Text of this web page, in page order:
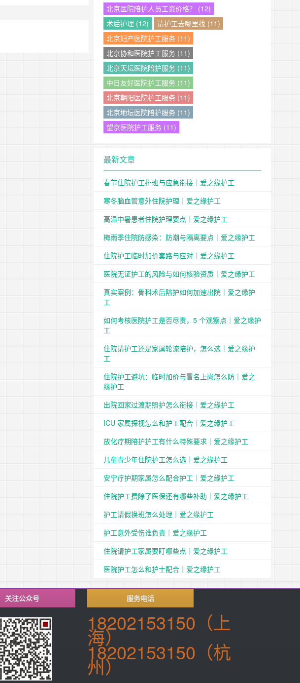
北京医院陪护人员工资价格？ (12)
术后护理 (12)
请护工去哪里找 (11)
北京妇产医院护工服务 (11)
北京协和医院护工服务 (11)
北京天坛医院陪护服务 (11)
中日友好医院护工服务 (11)
北京朝阳医院护工服务 (11)
北京地坛医院陪护服务 (11)
望京医院护工服务 (11)
最新文章
春节住院护工排班与应急衔接｜爱之缘护工
寒冬脑血管意外住院护理｜爱之缘护工
高温中暑患者住院护理要点｜爱之缘护工
梅雨季住院防感染：防潮与隔离要点｜爱之缘护工
住院护工临时加价套路与应对｜爱之缘护工
医院无证护工的风险与如何核验资质｜爱之缘护工
真实案例：骨科术后陪护如何加速出院｜爱之缘护
工
如何考核医院护工是否尽责，5 个观察点｜爱之缘护
工
住院请护工还是家属轮流陪护，怎么选｜爱之缘护
工
住院护工避坑：临时加价与冒名上岗怎么防｜爱之
缘护工
出院回家过渡期照护怎么衔接｜爱之缘护工
ICU 家属探视怎么和护工配合｜爱之缘护工
放化疗期陪护护工有什么特殊要求｜爱之缘护工
儿童青少年住院护工怎么选｜爱之缘护工
安宁疗护期家属怎么配合护工｜爱之缘护工
住院护工费除了医保还有哪些补助｜爱之缘护工
护工请假换班怎么处理｜爱之缘护工
护工意外受伤谁负责｜爱之缘护工
住院请护工家属要盯哪些点｜爱之缘护工
医院护工怎么和护士配合｜爱之缘护工
关注公众号 服务电话
18202153150（上
海）
18202153150（杭
州）